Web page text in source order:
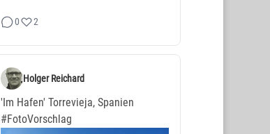
0 2
Holger Reichard
'Im Hafen' Torrevieja, Spanien
#FotoVorschlag